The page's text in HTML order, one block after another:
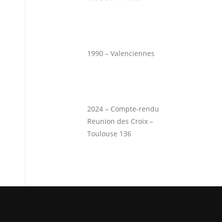
1990 – Valenciennes
2024 – Compte-rendu
Reunion des Croix –
Toulouse 136